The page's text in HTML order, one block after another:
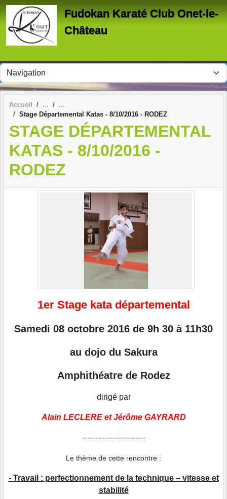
Fudokan Karaté Club Onet-le-
Château
Accueil
Stage Départemental Katas - 8/10/2016 - RODEZ
STAGE DÉPARTEMENTAL
KATAS - 8/10/2016 -
RODEZ
1er Stage kata départemental
Samedi 08 octobre 2016 de 9h 30 à 11h30
au dojo du Sakura
Amphithéatre de Rodez
dirigé par
Alain LECLERE et Jérôme GAYRARD
-------------------------
Le thème de cette rencontre :
- Travail : perfectionnement de la technique – vitesse et
stabilité
Panneau de gestion des cookies